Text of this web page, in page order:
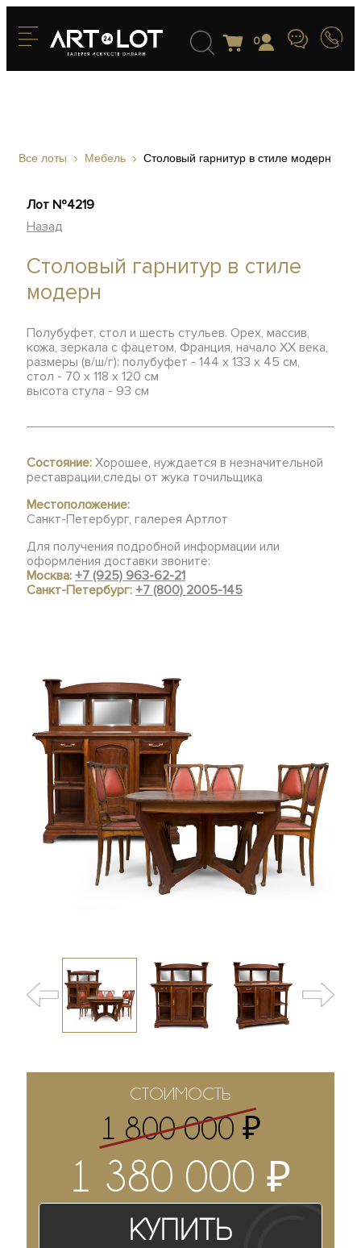
0
Все лоты Мебель Столовый гарнитур в стиле модерн
Лот №4219
Назад
Столовый гарнитур в стиле
модерн
Полубуфет, стол и шесть стульев. Орех, массив,
кожа, зеркала с фацетом, Франция, начало ХХ века,
размеры (в/ш/г): полубуфет - 144 х 133 х 45 см,
стол - 70 х 118 х 120 см
высота стула - 93 см
Состояние: Хорошее, нуждается в незначительной
реставрации,следы от жука точильщика
Местоположение:
Санкт-Петербург, галерея Артлот
Для получения подробной информации или
оформления доставки звоните:
Москва:+7 (925) 963-62-21
Санкт-Петербург:+7 (800) 2005-145
СТОИМОСТЬ
1 800 000 ₽
1 380 000₽
Купить